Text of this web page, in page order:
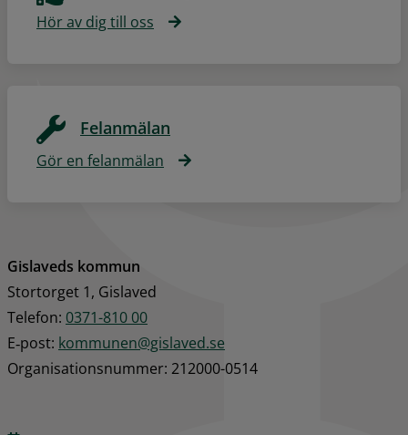
Hör av dig till oss
Felanmälan
Gör en felanmälan
Gislaveds kommun
Stortorget 1, Gislaved
Telefon: 0371-810 00
E‑post: kommunen@gislaved.se
Organisationsnummer: 212000-0514